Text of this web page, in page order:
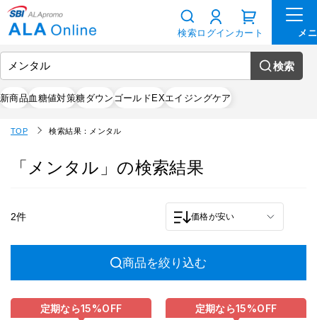
検索
新商品血糖値対策糖ダウンゴールドEXエイジングケア
検索ログイン カート
TOP 検索結果：メンタル
「メンタル」の検索結果
2件 価格が安い
商品を絞り込む
定期なら15%OFF 定期なら15%OFF